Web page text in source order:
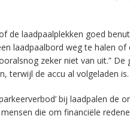
de laadpaalplekken goed
laadpaalbord weg te halen
zeker niet van uit.” De
terwijl de accu al volgeladen is.
bij laadpalen de
die om financiële